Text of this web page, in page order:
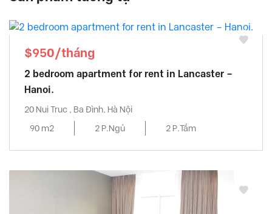
$950/tháng
2 bedroom apartment for rent in Lancaster –
Hanoi.
20 Nui Truc , Ba Đình, Hà Nội
90 m2
2 P.Ngủ 2 P.Tắm